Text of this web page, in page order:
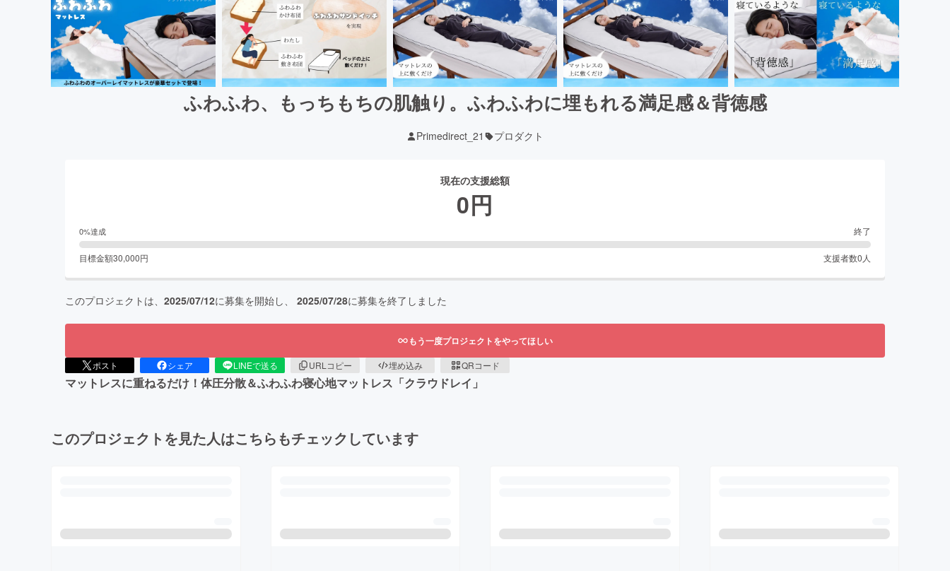
ふわふわ、もっちもちの肌触り。ふわふわに埋もれる満足感＆背徳感
Primedirect_21 プロダクト
現在の支援総額
0円
0%達成 終了
目標金額30,000円 支援者数0 人
このプロジェクトは、 2025/07/12に募集を開始し、 2025/07/28に募集を終了しました
もう一度プロジェクトをやってほしい
ポスト シェア LINEで送る URLコピー 埋め込み QRコード
マットレスに重ねるだけ！体圧分散＆ふわふわ寝心地マットレス「クラウドレイ」
このプロジェクトを見た人はこちらもチェックしています